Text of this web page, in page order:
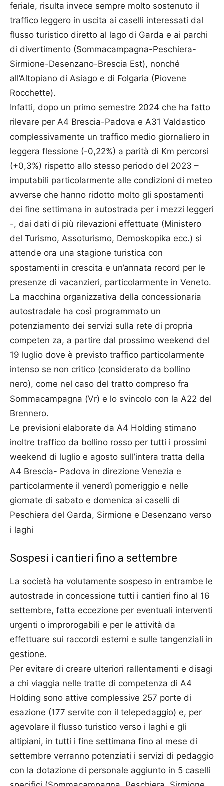
feriale, risulta invece sempre molto sostenuto il
traffico leggero in uscita ai caselli interessati dal
flusso turistico diretto al lago di Garda e ai parchi
di divertimento (Sommacampagna-Peschiera-
Sirmione-Desenzano-Brescia Est), nonché
all’Altopiano di Asiago e di Folgaria (Piovene
Rocchette).
Infatti, dopo un primo semestre 2024 che ha fatto
rilevare per A4 Brescia-Padova e A31 Valdastico
complessivamente un traffico medio giornaliero in
leggera flessione (-0,22%) a parità di Km percorsi
(+0,3%) rispetto allo stesso periodo del 2023 –
imputabili particolarmente alle condizioni di meteo
avverse che hanno ridotto molto gli spostamenti
dei fine settimana in autostrada per i mezzi leggeri
-, dai dati di più rilevazioni effettuate (Ministero
del Turismo, Assoturismo, Demoskopika ecc.) si
attende ora una stagione turistica con
spostamenti in crescita e un’annata record per le
presenze di vacanzieri, particolarmente in Veneto.
La macchina organizzativa della concessionaria
autostradale ha così programmato un
potenziamento dei servizi sulla rete di propria
competen za, a partire dal prossimo weekend del
19 luglio dove è previsto traffico particolarmente
intenso se non critico (considerato da bollino
nero), come nel caso del tratto compreso fra
Sommacampagna (Vr) e lo svincolo con la A22 del
Brennero.
Le previsioni elaborate da A4 Holding stimano
inoltre traffico da bollino rosso per tutti i prossimi
weekend di luglio e agosto sull’intera tratta della
A4 Brescia- Padova in direzione Venezia e
particolarmente il venerdì pomeriggio e nelle
giornate di sabato e domenica ai caselli di
Peschiera del Garda, Sirmione e Desenzano verso
i laghi
Sospesi i cantieri fino a settembre
La società ha volutamente sospeso in entrambe le
autostrade in concessione tutti i cantieri fino al 16
settembre, fatta eccezione per eventuali interventi
urgenti o improrogabili e per le attività da
effettuare sui raccordi esterni e sulle tangenziali in
gestione.
Per evitare di creare ulteriori rallentamenti e disagi
a chi viaggia nelle tratte di competenza di A4
Holding sono attive complessive 257 porte di
esazione (177 servite con il telepedaggio) e, per
agevolare il flusso turistico verso i laghi e gli
altipiani, in tutti i fine settimana fino al mese di
settembre verranno potenziati i servizi di pedaggio
con la dotazione di personale aggiunto in 5 caselli